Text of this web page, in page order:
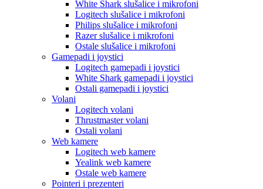
White Shark slušalice i mikrofoni
Logitech slušalice i mikrofoni
Philips slušalice i mikrofoni
Razer slušalice i mikrofoni
Ostale slušalice i mikrofoni
Gamepadi i joystici
Logitech gamepadi i joystici
White Shark gamepadi i joystici
Ostali gamepadi i joystici
Volani
Logitech volani
Thrustmaster volani
Ostali volani
Web kamere
Logitech web kamere
Yealink web kamere
Ostale web kamere
Pointeri i prezenteri